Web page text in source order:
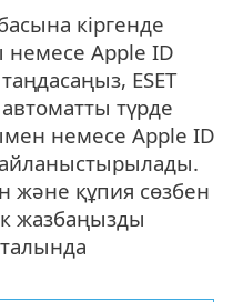
кіргенде
немесе Apple ID
ESET
түрде
немесе Apple ID
және құпия сөзбен
жазбаңызды